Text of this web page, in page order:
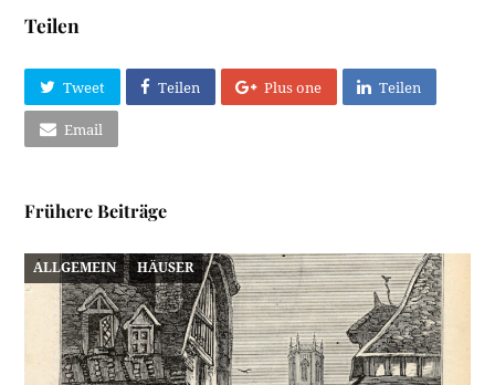
Teilen
Tweet Teilen Plus one Teilen
Email
Frühere Beiträge
ALLGEMEIN HÄUSER